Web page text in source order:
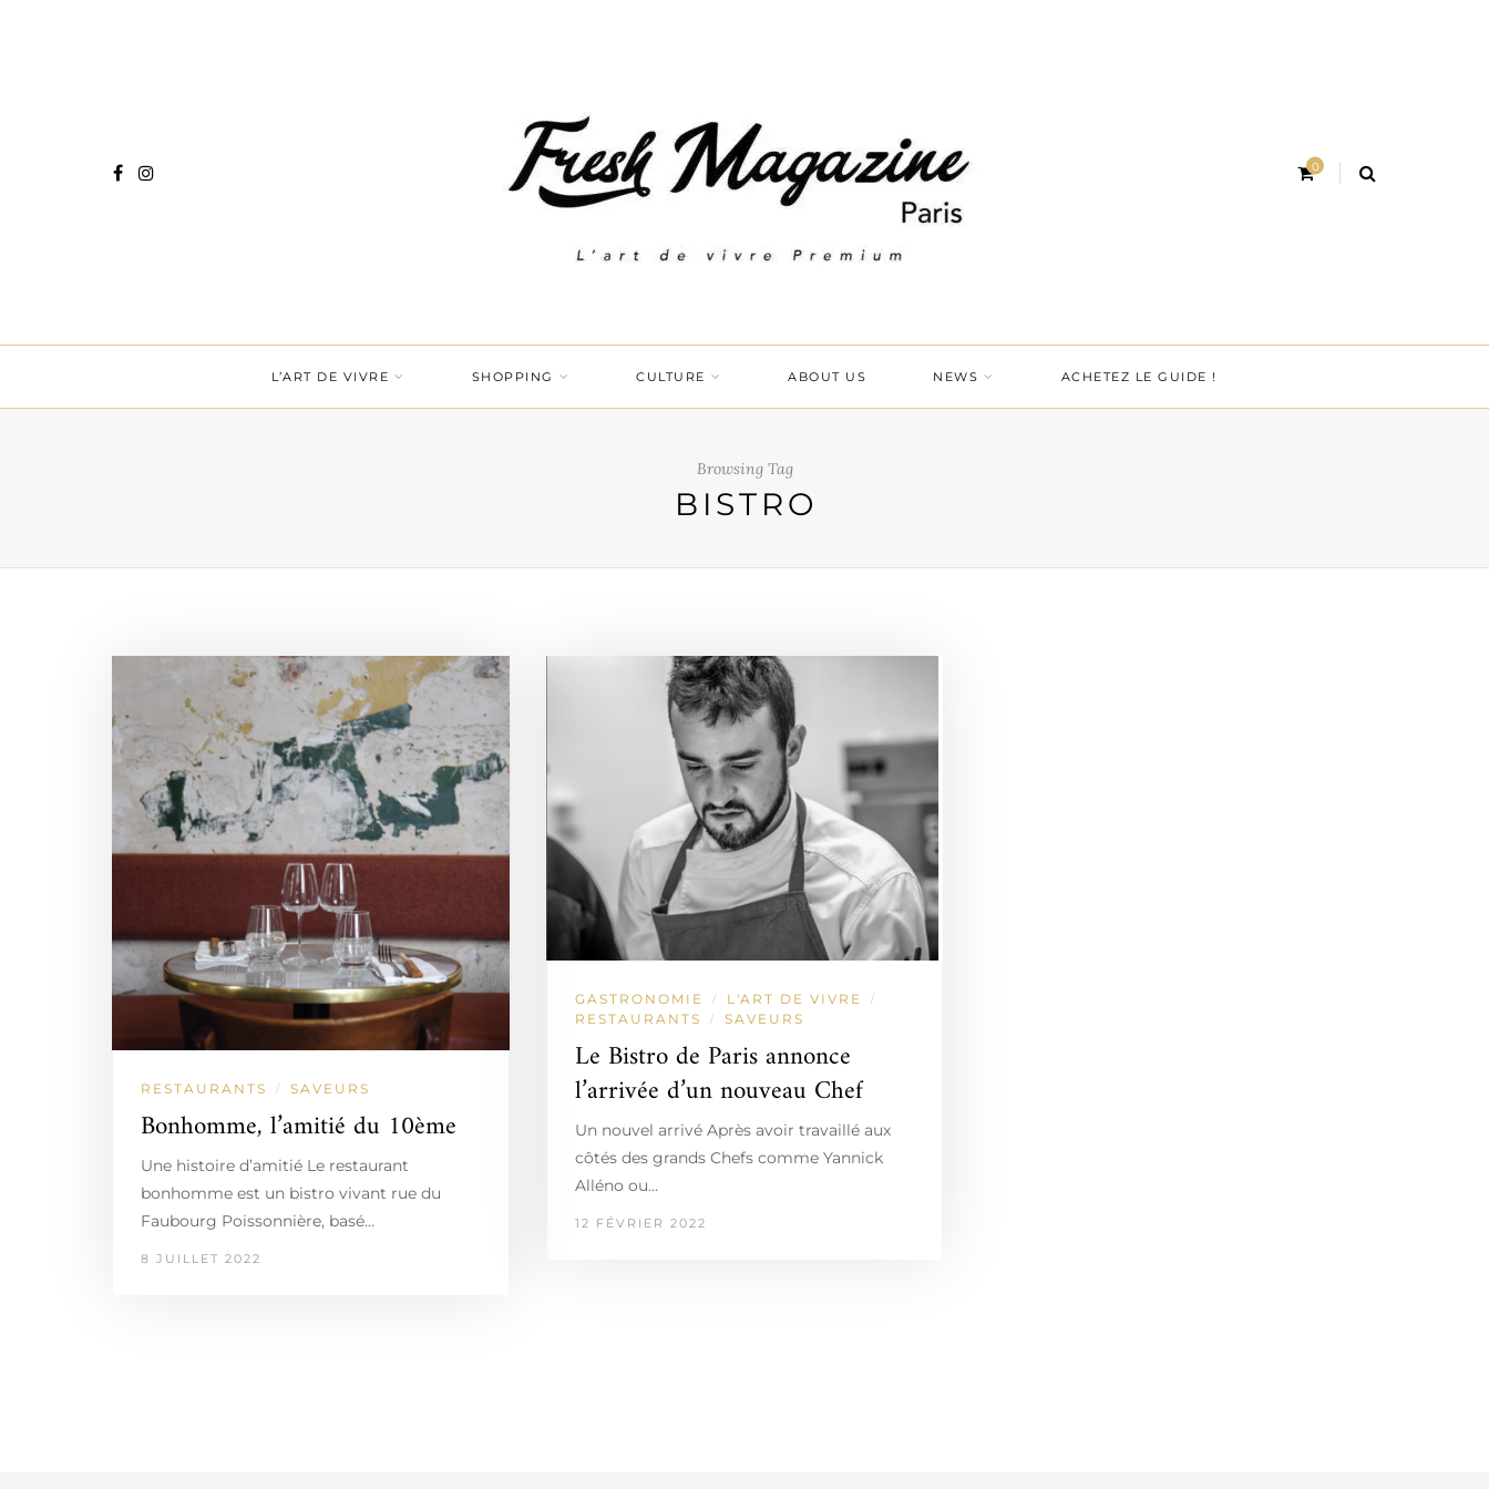
0
L’ART DE VIVRE SHOPPING CULTURE ABOUT US NEWS ACHETEZ LE GUIDE !
Browsing Tag
BISTRO
RESTAURANTS / SAVEURS
Bonhomme, l’amitié du 10ème
Une histoire d’amitié Le restaurant
bonhomme est un bistro vivant rue du
Faubourg Poissonnière, basé…
8 JUILLET 2022
GASTRONOMIE / L'ART DE VIVRE /
RESTAURANTS / SAVEURS
Le Bistro de Paris annonce
l’arrivée d’un nouveau Chef
Un nouvel arrivé Après avoir travaillé aux
côtés des grands Chefs comme Yannick
Alléno ou…
12 FÉVRIER 2022